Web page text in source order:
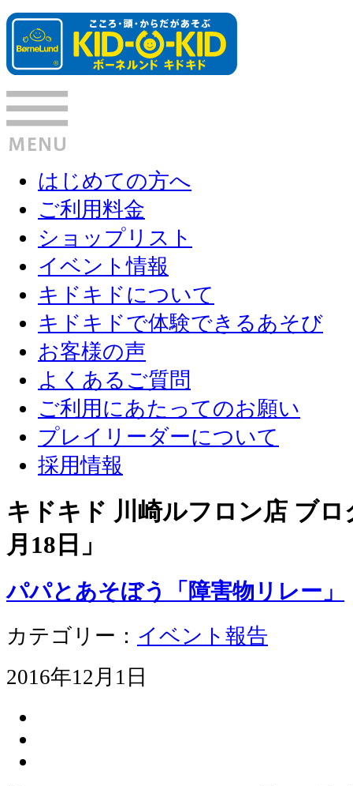
はじめての方へ
ご利用料金
ショップリスト
イベント情報
キドキドについて
キドキドで体験できるあそび
お客様の声
よくあるご質問
ご利用にあたってのお願い
プレイリーダーについて
採用情報
キドキド 川崎ルフロン店 ブ
月18日 」
パパとあそぼう「障害物リレー」
カテゴリー： イベント報告
2016年12月1日